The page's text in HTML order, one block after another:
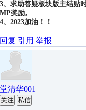
3、求助答疑板块版主结贴
MP奖励。
4、2023加油！！
回复 引用 举报
堂清华001
关注 私信